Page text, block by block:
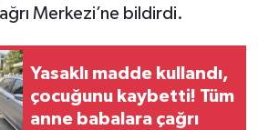
Merkezi’ne bildirdi.
Yasaklı madde kullandı,
çocuğunu kaybetti! Tüm
anne babalara çağrı